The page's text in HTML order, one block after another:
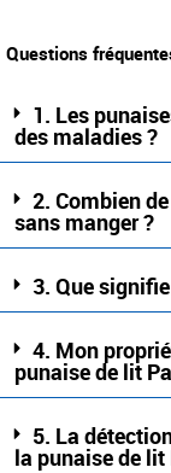
Questions
1. Les
des maladies ?
2. Combien
sans manger ?
3. Que
4. Mon
punaise de lit
5. La
la punaise de lit